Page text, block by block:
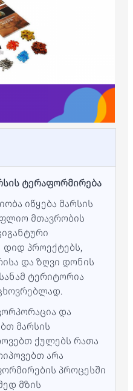
ტერაფორმირება
იწყება მარსის
მთავრობის
დიდ პროექტებს,
და ზღვი დონის
ტერიტორია
და
მარსის
ქულებს რათა
არა
პროცესში
მზის